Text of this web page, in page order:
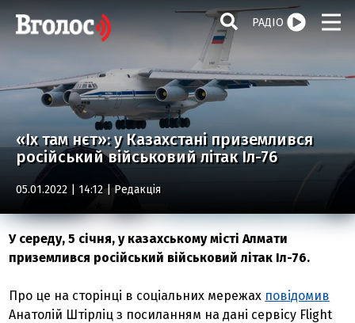
РАДІО
«Іх там нєт»: у Казахстані приземлився
російський військовий літак Іл-76
05.01.2022 | 14:12 |Редакція
У середу, 5 січня, у казахському місті Алмати
приземлився російський військовий літак Іл-76.
Про це на сторінці в соціальних мережах повідомив
Анатолій Штірліц з посиланням на дані сервісу Flight